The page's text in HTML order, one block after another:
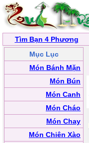
Tìm Bạn 4 Phương
Mục Lục
Món Bánh Mặn
Món Bún
Món Canh
Món Cháo
Món Chay
Món Chiên Xào